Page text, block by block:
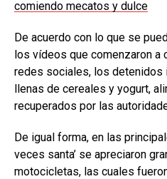
comiendo mecatos y dulce
De acuerdo con lo que se
los vídeos que comenzaron a
redes sociales, los detenidos
llenas de cereales y yogurt,
recuperados por las
De igual forma, en las
veces santa’ se apreciaron
motocicletas, las cuales